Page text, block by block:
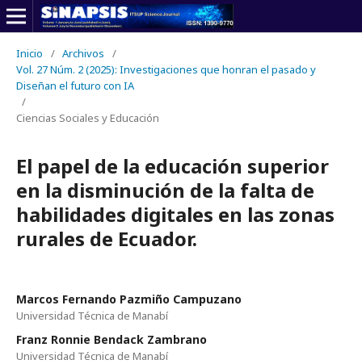
Inicio / Archivos
/
Vol. 27 Núm. 2 (2025): Investigaciones que honran el pasado y
Diseñan el futuro con IA
/
Ciencias Sociales y Educación
El papel de la educación superior
en la disminución de la falta de
habilidades digitales en las zonas
rurales de Ecuador.
Marcos Fernando Pazmiño Campuzano
Universidad Técnica de Manabí
Franz Ronnie Bendack Zambrano
Universidad Técnica de Manabí